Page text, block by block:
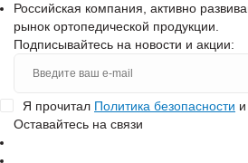
Российская компания, активно
рынок ортопедической продукции.
Подписывайтесь на новости и акции:
Я прочитал Политика безопасности
Оставайтесь на связи